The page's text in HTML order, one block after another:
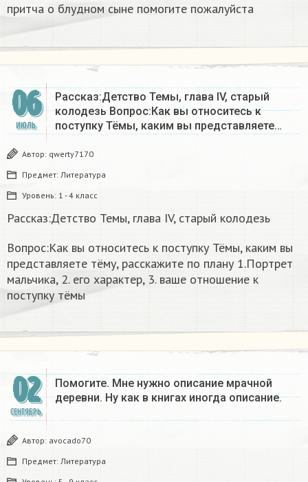
притча о блудном сыне помогите пожалуйста​
06
ИЮЛЬ
Рассказ:Детство Темы, глава IV, старый
колодезь Вопрос:Как вы относитесь к
поступку Тёмы, каким вы представляете…
Автор: qwerty7170
Предмет: Литература
Уровень: 1 - 4 класс
Рассказ:Детство Темы, глава IV, старый колодезь
Вопрос:Как вы относитесь к поступку Тёмы, каким вы
представляете тёму, расскажите по плану 1.Портрет
мальчика, 2. его характер, 3. ваше отношение к
поступку тёмы
02
СЕНТЯБРЬ
Помогите. Мне нужно описание мрачной
деревни. Ну как в книгах иногда описание.
Автор: avocado70
Предмет: Литература